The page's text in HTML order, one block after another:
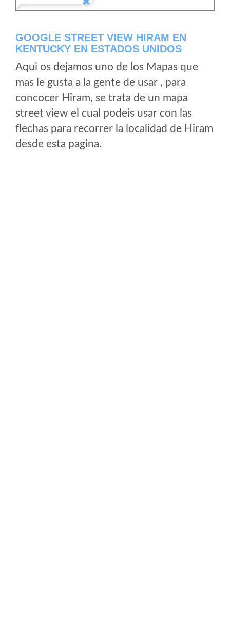
GOOGLE STREET VIEW HIRAM EN
KENTUCKY EN ESTADOS UNIDOS
Aqui os dejamos uno de los Mapas que
mas le gusta a la gente de usar , para
concocer Hiram, se trata de un mapa
street view el cual podeis usar con las
flechas para recorrer la localidad de Hiram
desde esta pagina.